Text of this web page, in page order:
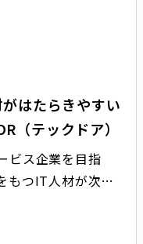
はたらきやすい
（テックドア）
ビス企業を目指
もつIT人材が次々